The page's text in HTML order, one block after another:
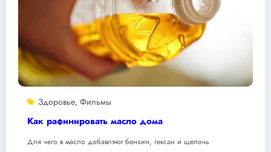
Здоровье, Фильмы
Как рафинировать масло дома
Для чего в масло добавляют бензин, гексан и щелочь